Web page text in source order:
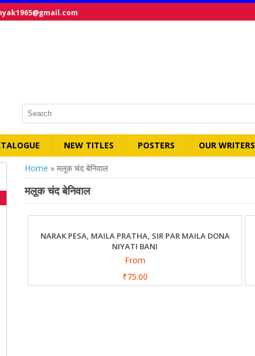
NEW TITLES POSTERS OUR WRITERS
You are here
Home » मलूक चंद बेनिवाल
मलूक चंद बेनिवाल
NARAK PESA, MAILA PRATHA, SIR PAR MAILA DONA
NIYATI BANI
From
₹75.00